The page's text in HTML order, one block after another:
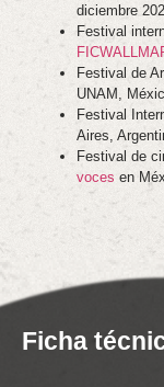
diciembre
Festival
Festival de
UNAM,
Festival
Aires,
Festival de
voces en
Ficha